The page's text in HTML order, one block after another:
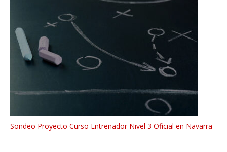
Sondeo Proyecto Curso Entrenador Nivel 3 Oficial en Navarra